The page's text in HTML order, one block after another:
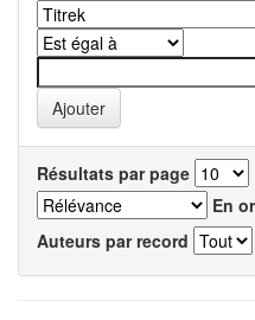
Résultats par page
En
Auteurs par record